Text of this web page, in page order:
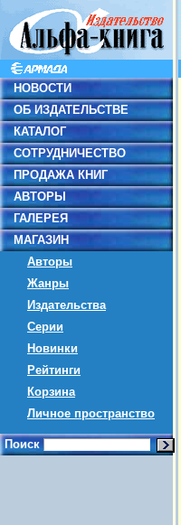
НОВОСТИ
ОБ ИЗДАТЕЛЬСТВЕ
КАТАЛОГ
СОТРУДНИЧЕСТВО
ПРОДАЖА КНИГ
АВТОРЫ
ГАЛЕРЕЯ
МАГАЗИН
Авторы
Жанры
Издательства
Серии
Новинки
Рейтинги
Корзина
Личное пространство
Поиск